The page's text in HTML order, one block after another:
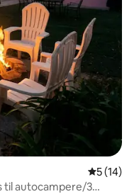
5 ud af 5 i
5 (14)
til autocampere/3